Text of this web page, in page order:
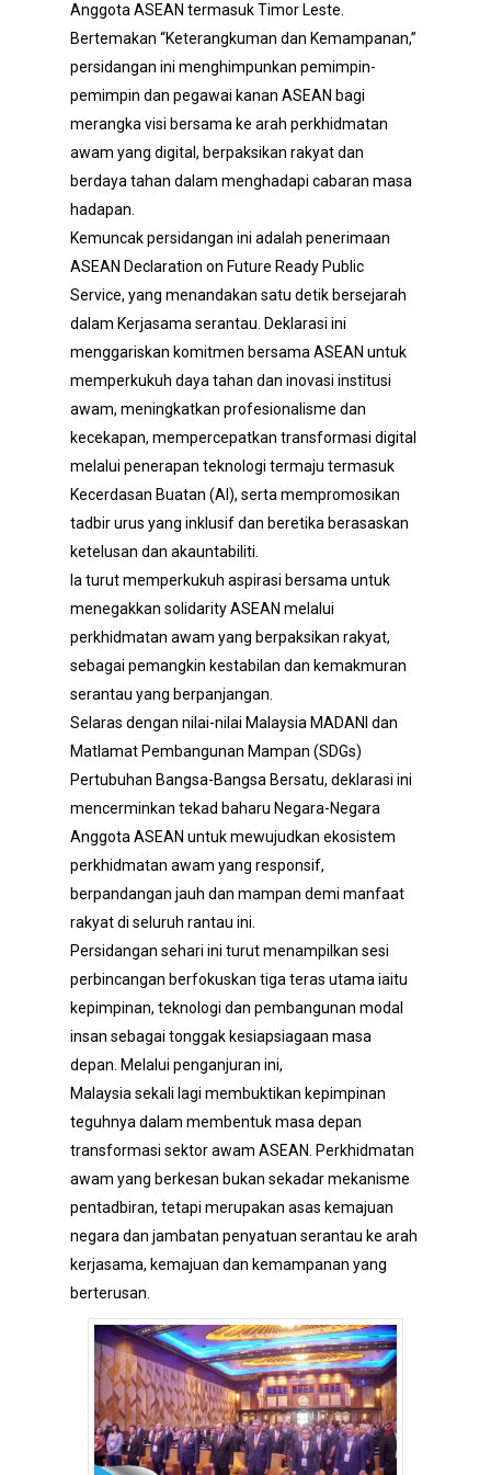
Anggota ASEAN termasuk Timor Leste.
Bertemakan “Keterangkuman dan Kemampanan,”
persidangan ini menghimpunkan pemimpin-
pemimpin dan pegawai kanan ASEAN bagi
merangka visi bersama ke arah perkhidmatan
awam yang digital, berpaksikan rakyat dan
berdaya tahan dalam menghadapi cabaran masa
hadapan.
Kemuncak persidangan ini adalah penerimaan
ASEAN Declaration on Future Ready Public
Service, yang menandakan satu detik bersejarah
dalam Kerjasama serantau. Deklarasi ini
menggariskan komitmen bersama ASEAN untuk
memperkukuh daya tahan dan inovasi institusi
awam, meningkatkan profesionalisme dan
kecekapan, mempercepatkan transformasi digital
melalui penerapan teknologi termaju termasuk
Kecerdasan Buatan (AI), serta mempromosikan
tadbir urus yang inklusif dan beretika berasaskan
ketelusan dan akauntabiliti.
Ia turut memperkukuh aspirasi bersama untuk
menegakkan solidarity ASEAN melalui
perkhidmatan awam yang berpaksikan rakyat,
sebagai pemangkin kestabilan dan kemakmuran
serantau yang berpanjangan.
Selaras dengan nilai-nilai Malaysia MADANI dan
Matlamat Pembangunan Mampan (SDGs)
Pertubuhan Bangsa-Bangsa Bersatu, deklarasi ini
mencerminkan tekad baharu Negara-Negara
Anggota ASEAN untuk mewujudkan ekosistem
perkhidmatan awam yang responsif,
berpandangan jauh dan mampan demi manfaat
rakyat di seluruh rantau ini.
Persidangan sehari ini turut menampilkan sesi
perbincangan berfokuskan tiga teras utama iaitu
kepimpinan, teknologi dan pembangunan modal
insan sebagai tonggak kesiapsiagaan masa
depan. Melalui penganjuran ini,
Malaysia sekali lagi membuktikan kepimpinan
teguhnya dalam membentuk masa depan
transformasi sektor awam ASEAN. Perkhidmatan
awam yang berkesan bukan sekadar mekanisme
pentadbiran, tetapi merupakan asas kemajuan
negara dan jambatan penyatuan serantau ke arah
kerjasama, kemajuan dan kemampanan yang
berterusan.